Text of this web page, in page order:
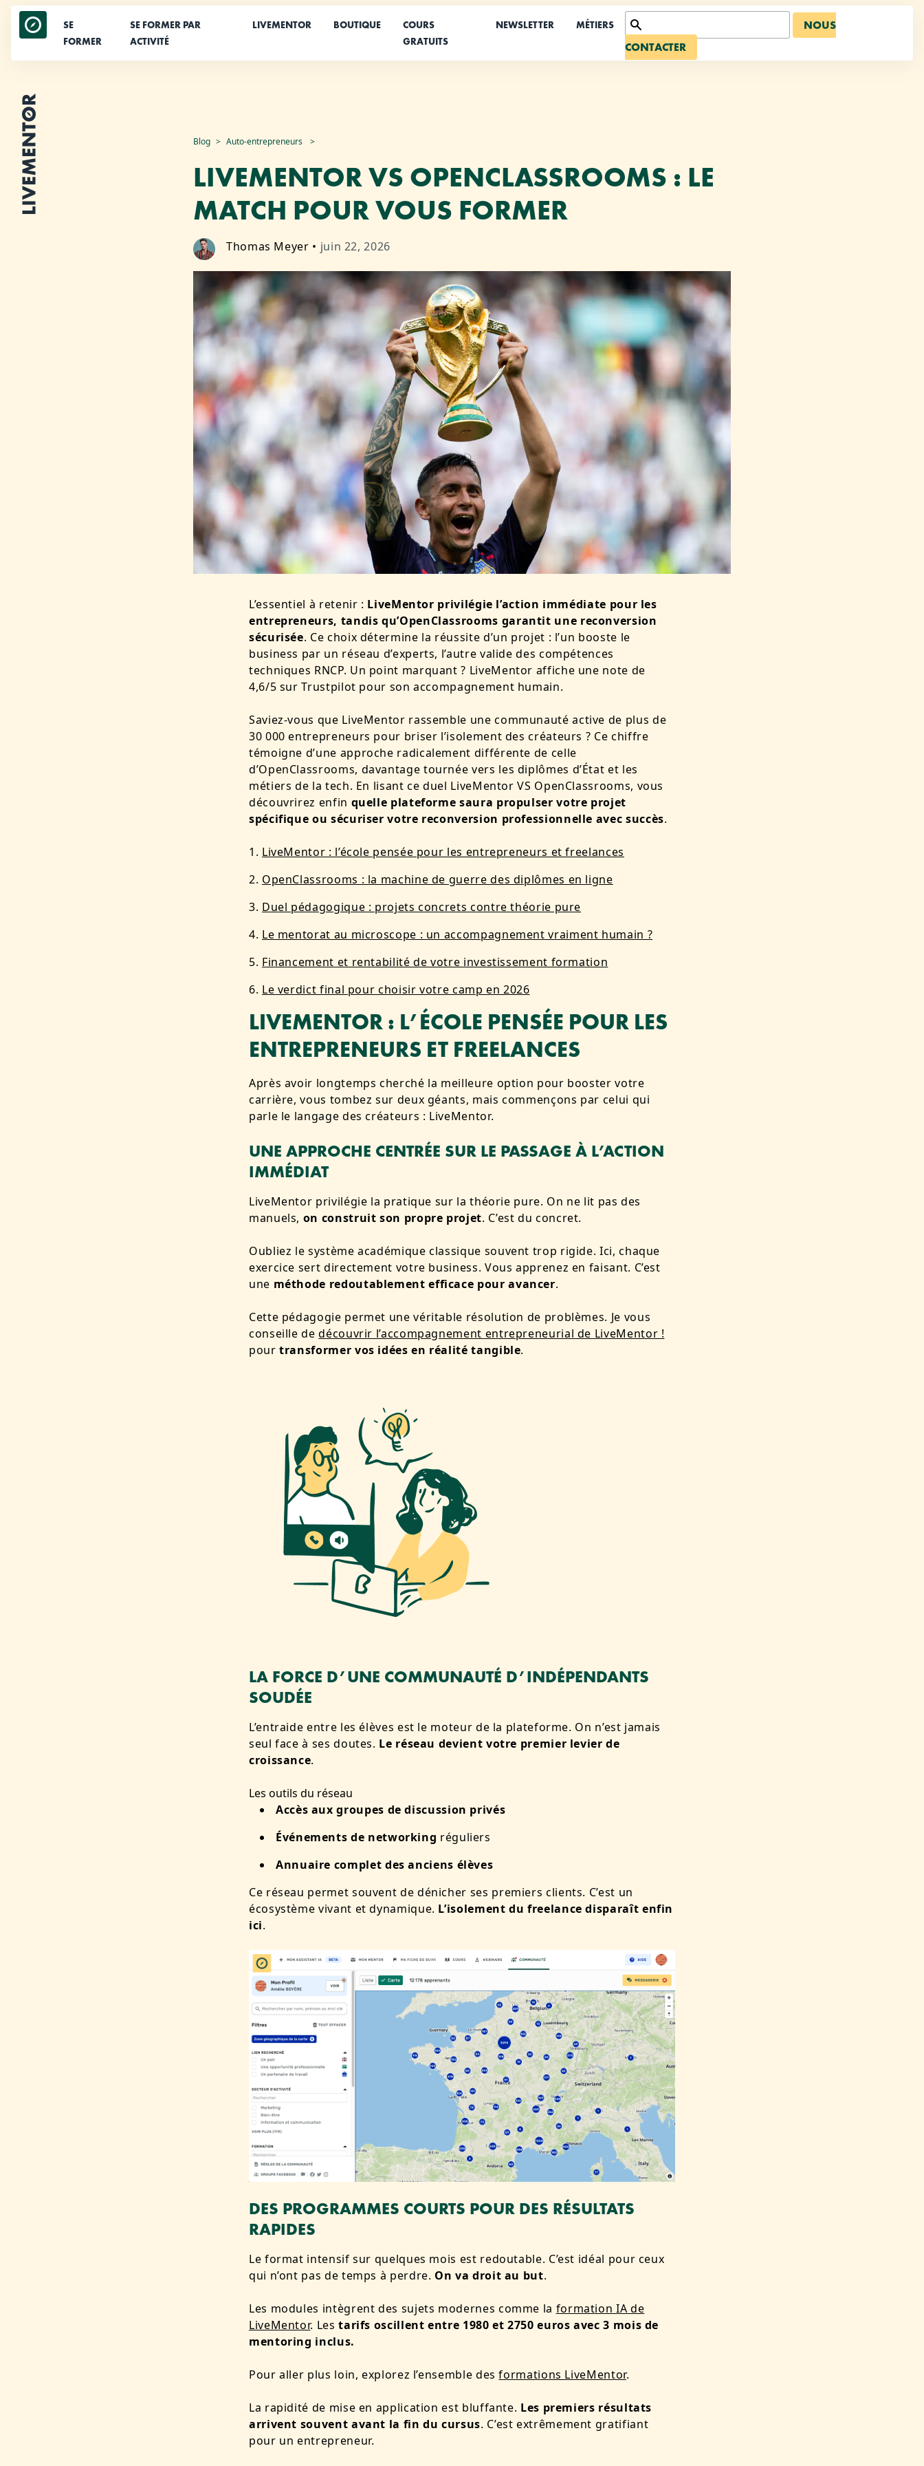
Aller
contenu
SE
FORMER
SE FORMER PAR
ACTIVITÉ
LIVEMENTOR BOUTIQUE
COURS
GRATUITS
NEWSLETTER MÉTIERS
NOUS
CONTACTER
Blog Auto-entrepreneurs
LIVEMENTOR VS OPENCLASSROOMS : LE
MATCH POUR VOUS FORMER
Thomas Meyer • juin 22, 2026
L’essentiel à retenir : LiveMentor privilégie l’action immédiate pour les
entrepreneurs, tandis qu’OpenClassrooms garantit une reconversion
sécurisée. Ce choix détermine la réussite d’un projet : l’un booste le
business par un réseau d’experts, l’autre valide des compétences
techniques RNCP. Un point marquant ? LiveMentor affiche une note de
4,6/5 sur Trustpilot pour son accompagnement humain.
Saviez-vous que LiveMentor rassemble une communauté active de plus de
30 000 entrepreneurs pour briser l’isolement des créateurs ? Ce chiffre
témoigne d’une approche radicalement différente de celle
d’OpenClassrooms, davantage tournée vers les diplômes d’État et les
métiers de la tech. En lisant ce duel LiveMentor VS OpenClassrooms, vous
découvrirez enfin quelle plateforme saura propulser votre projet
spécifique ou sécuriser votre reconversion professionnelle avec succès.
LiveMentor : l’école pensée pour les entrepreneurs et freelances
OpenClassrooms : la machine de guerre des diplômes en ligne
Duel pédagogique : projets concrets contre théorie pure
Le mentorat au microscope : un accompagnement vraiment humain ?
Financement et rentabilité de votre investissement formation
Le verdict final pour choisir votre camp en 2026
LIVEMENTOR: L’ÉCOLE PENSÉE POUR LES
ENTREPRENEURS ET FREELANCES
Après avoir longtemps cherché la meilleure option pour booster votre
carrière, vous tombez sur deux géants, mais commençons par celui qui
parle le langage des créateurs : LiveMentor.
UNE APPROCHE CENTRÉE SUR LE PASSAGE À L’ACTION
IMMÉDIAT
LiveMentor privilégie la pratique sur la théorie pure. On ne lit pas des
manuels, on construit son propre projet. C’est du concret.
Oubliez le système académique classique souvent trop rigide. Ici, chaque
exercice sert directement votre business. Vous apprenez en faisant. C’est
une méthode redoutablement efficace pour avancer.
Cette pédagogie permet une véritable résolution de problèmes. Je vous
conseille dedécouvrir l’accompagnement entrepreneurial de LiveMentor !
pourtransformer vos idées en réalité tangible.
LA FORCE D’UNE COMMUNAUTÉ D’INDÉPENDANTS
SOUDÉE
L’entraide entre les élèves est le moteur de la plateforme. On n’est jamais
seul face à ses doutes. Le réseau devient votre premier levier de
croissance.
Les outils du réseau
Accès aux groupes de discussion privés
Événements de networking réguliers
Annuaire complet des anciens élèves
Ce réseau permet souvent de dénicher ses premiers clients. C’est un
écosystème vivant et dynamique. L’isolement du freelance disparaît enfin
ici.
DES PROGRAMMES COURTS POUR DES RÉSULTATS
RAPIDES
Le format intensif sur quelques mois est redoutable. C’est idéal pour ceux
qui n’ont pas de temps à perdre. On va droit au but.
Les modules intègrent des sujets modernes comme la formation IA de
LiveMentor. Lestarifs oscillent entre 1980 et 2750 euros avec 3 mois de
mentoring inclus.
Pour aller plus loin, explorez l’ensemble desformations LiveMentor.
La rapidité de mise en application est bluffante. Les premiers résultats
arrivent souvent avant la fin du cursus. C’est extrêmement gratifiant
pour un entrepreneur.